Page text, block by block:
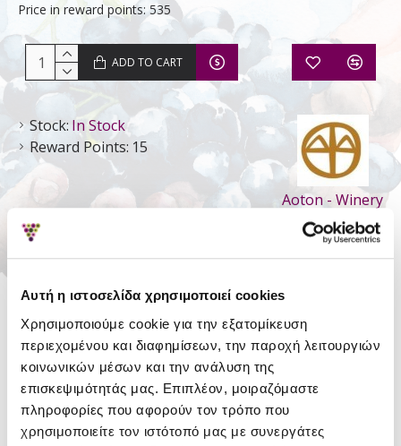
Αυτή η ιστοσελίδα χρησιμοποιεί cookies
Χρησιμοποιούμε cookie για την εξατομίκευση
περιεχομένου και διαφημίσεων, την παροχή λειτουργιών
κοινωνικών μέσων και την ανάλυση της
επισκεψιμότητάς μας. Επιπλέον, μοιραζόμαστε
πληροφορίες που αφορούν τον τρόπο που
χρησιμοποιείτε τον ιστότοπό μας με συνεργάτες
Stock: In Stock
Reward Points: 15
Aoton - Winery
Price in reward points: 535
ADD TO CART
Type
P.G.I. Attiki
Region
Attiki Wines
Variety
Savatiano, Roditis